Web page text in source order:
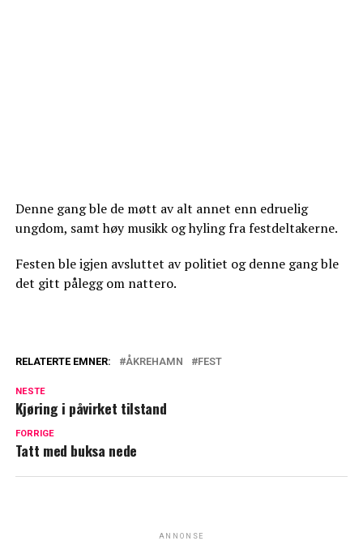
Denne gang ble de møtt av alt annet enn edruelig
ungdom, samt høy musikk og hyling fra festdeltakerne.
Festen ble igjen avsluttet av politiet og denne gang ble
det gitt pålegg om nattero.
RELATERTE EMNER: ÅKREHAMN FEST
NESTE
Kjøring i påvirket tilstand
FORRIGE
Tatt med buksa nede
ANNONSE